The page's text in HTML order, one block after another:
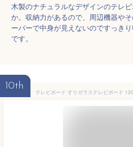
木製のナチュラルなデザインのテレ
か。収納力があるので、周辺機器や
ーバーで中身が見えないのですっき
です。
10th